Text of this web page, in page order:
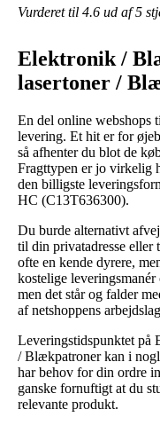
Vurderet til 4.6 ud af 5
Elektronik /
lasertoner /
En del online webshops
levering. Et hit er for
så afhenter du blot de
Fragttypen er jo virkelig
den billigste
HC (C13T636300).
Du burde alternativt
til din privatadresse eller
ofte en kende dyrere,
kostelige
men det står og falder
af netshoppens
Leveringstidspunktet på
/ Blækpatroner kan i
har behov for din ordre
ganske fornuftigt at du
relevante produkt.